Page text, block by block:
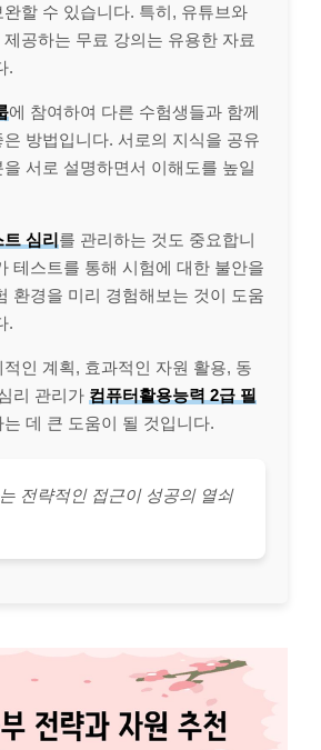
할 수 있습니다. 특히, 유튜브와
공하는 무료 강의는 유용한 자료
.
에 참여하여 다른 수험생들과 함께
방법입니다. 서로의 지식을 공유
서로 설명하면서 이해도를 높일
트 심리를 관리하는 것도 중요합니
테스트를 통해 시험에 대한 불안을
환경을 미리 경험해보는 것이 도움
.
인 계획, 효과적인 자원 활용, 동
리 관리가 컴퓨터활용능력 2급 필
는 데 큰 도움이 될 것입니다.
전략적인 접근이 성공의 열쇠